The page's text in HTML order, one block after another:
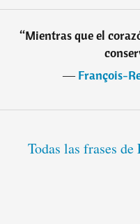
“Mientras que el
―François-
Todas las frases